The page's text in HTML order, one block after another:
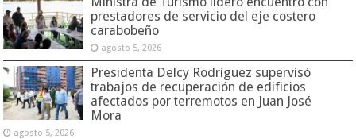
prestadores de servicio del eje costero
carabobeño
agosto 5, 2026
Presidenta Delcy Rodríguez supervisó
trabajos de recuperación de edificios
afectados por terremotos en Juan José
Mora
agosto 5, 2026